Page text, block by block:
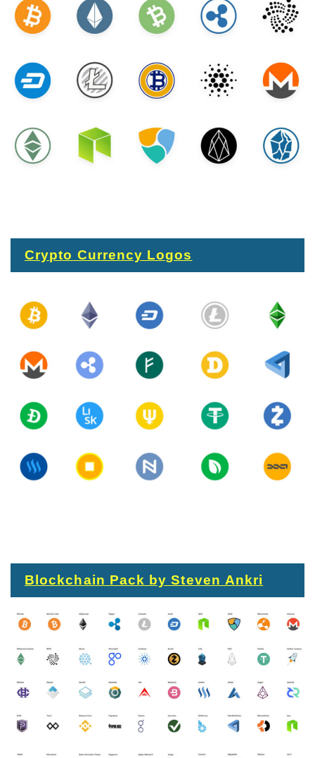
Crypto Currency Logos
Blockchain Pack by Steven Ankri